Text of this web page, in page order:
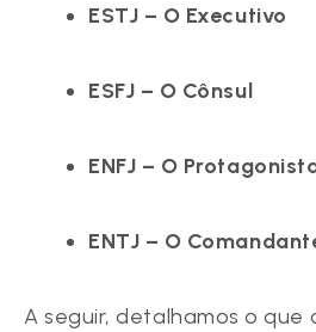
ESTJ – O Executivo
ESFJ – O Cônsul
ENFJ – O
ENTJ – O
A seguir, detalhamos o que